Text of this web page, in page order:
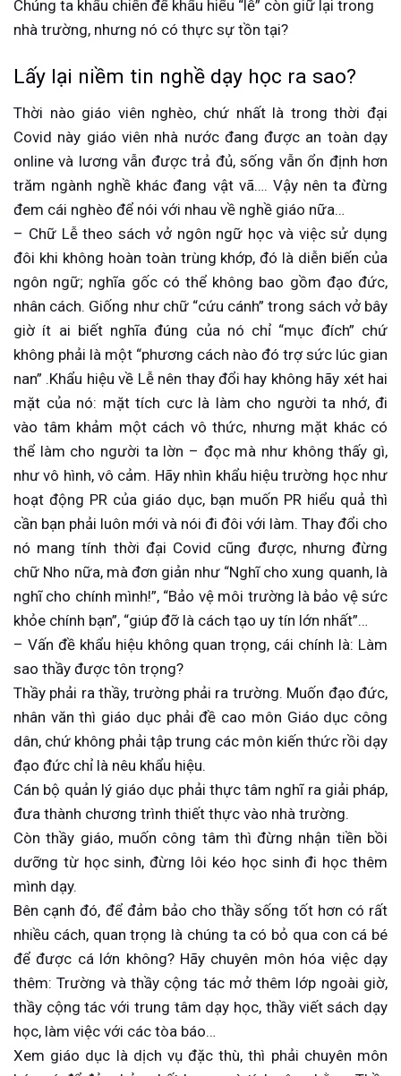
Chúng ta khẩu chiến để khẩu hiểu “lễ” còn giữ lại trong
nhà trường, nhưng nó có thực sự tồn tại?
Lấy lại niềm tin nghề dạy học ra sao?
Thời nào giáo viên nghèo, chứ nhất là trong thời đại
Covid này giáo viên nhà nước đang được an toàn dạy
online và lương vẫn được trả đủ, sống vẫn ổn định hơn
trăm ngành nghề khác đang vật vã…. Vậy nên ta đừng
đem cái nghèo để nói với nhau về nghề giáo nữa…
– Chữ Lễ theo sách vở ngôn ngữ học và việc sử dụng
đôi khi không hoàn toàn trùng khớp, đó là diễn biến của
ngôn ngữ; nghĩa gốc có thể không bao gồm đạo đức,
nhân cách. Giống như chữ “cứu cánh” trong sách vở bây
giờ ít ai biết nghĩa đúng của nó chỉ “mục đích” chứ
không phải là một “phương cách nào đó trợ sức lúc gian
nan” .Khẩu hiệu về Lễ nên thay đổi hay không hãy xét hai
mặt của nó: mặt tích cưc là làm cho người ta nhớ, đi
vào tâm khảm một cách vô thức, nhưng mặt khác có
thể làm cho người ta lờn – đọc mà như không thấy gì,
như vô hình, vô cảm. Hãy nhìn khẩu hiệu trường học như
hoạt động PR của giáo dục, bạn muốn PR hiểu quả thì
cần bạn phải luôn mới và nói đi đôi với làm. Thay đổi cho
nó mang tính thời đại Covid cũng được, nhưng đừng
chữ Nho nữa, mà đơn giản như “Nghĩ cho xung quanh, là
nghĩ cho chính mình!”, “Bảo vệ môi trường là bảo vệ sức
khỏe chính bạn”, “giúp đỡ là cách tạo uy tín lớn nhất”…
– Vấn đề khẩu hiệu không quan trọng, cái chính là: Làm
sao thầy được tôn trọng?
Thầy phải ra thầy, trường phải ra trường. Muốn đạo đức,
nhân văn thì giáo dục phải đề cao môn Giáo dục công
dân, chứ không phải tập trung các môn kiến thức rồi dạy
đạo đức chỉ là nêu khẩu hiệu.
Cán bộ quản lý giáo dục phải thực tâm nghĩ ra giải pháp,
đưa thành chương trình thiết thực vào nhà trường.
Còn thầy giáo, muốn công tâm thì đừng nhận tiền bồi
dưỡng từ học sinh, đừng lôi kéo học sinh đi học thêm
mình dạy.
Bên cạnh đó, để đảm bảo cho thầy sống tốt hơn có rất
nhiều cách, quan trọng là chúng ta có bỏ qua con cá bé
để được cá lớn không? Hãy chuyên môn hóa việc dạy
thêm: Trường và thầy cộng tác mở thêm lớp ngoài giờ,
thầy cộng tác với trung tâm dạy học, thầy viết sách dạy
học, làm việc với các tòa báo…
Xem giáo dục là dịch vụ đặc thù, thì phải chuyên môn